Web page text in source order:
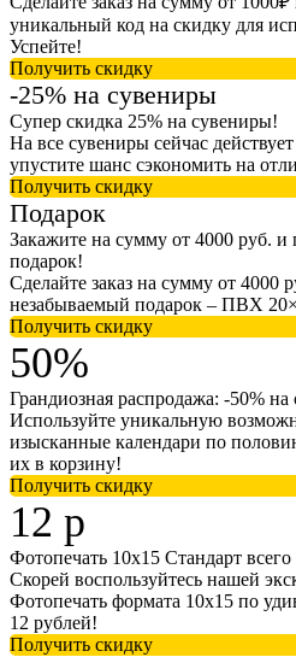
уникальный код на скидку для
Успейте!
Получить скидку
-25% на сувениры
Супер скидка 25% на сувениры!
На все сувениры сейчас
упустите шанс сэкономить на
Получить скидку
Подарок
Закажите на сумму от 4000 руб.
подарок!
Сделайте заказ на сумму от 4000
незабываемый подарок – ПВХ
Получить скидку
50%
Грандиозная распродажа: -50%
Используйте уникальную
изысканные календари по
их в корзину!
Получить скидку
12 р
Фотопечать 10х15 Стандарт всего
Скорей воспользуйтесь нашей
Фотопечать формата 10х15 по
12 рублей!
Получить скидку